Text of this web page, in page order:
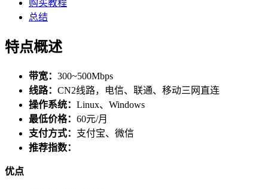
购买教程
总结
特点概述
带宽： 300~500Mbps
线路： CN2线路，电信、联通、移动三网直连
操作系统： Linux、Windows
最低价格： 60元/月
支付方式： 支付宝、微信
推荐指数：
优点